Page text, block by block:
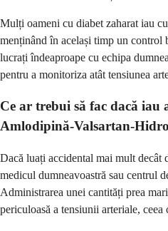
Mulți oameni cu diabet zaharat iau
menținând în același timp un control
lucrați îndeaproape cu echipa
pentru a monitoriza atât tensiunea
Ce ar trebui să fac dacă iau
Amlodipină-Valsartan-
Dacă luați accidental mai mult decât
medicul dumneavoastră sau centrul
Administrarea unei cantități prea
periculoasă a tensiunii arteriale, ceea